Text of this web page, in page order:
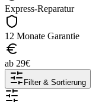
Express-Reparatur
12 Monate Garantie
ab 29€
Filter & Sortierung